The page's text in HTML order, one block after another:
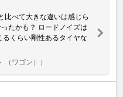
比べて大きな違いは感じら
たかも？ ロードノイズは
くらい剛性あるタイヤな
（ワゴン））